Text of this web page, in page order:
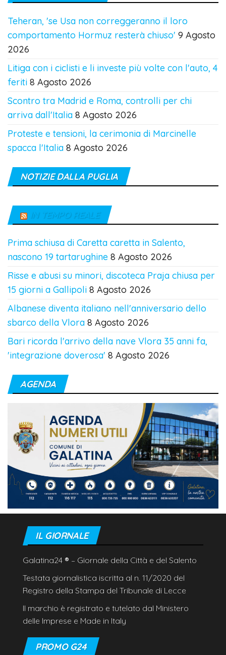
Teheran, 'se Usa non correggeranno il loro
comportamento Hormuz resterà chiuso' 9 Agosto
2026
Litiga con i ciclisti e li investe più volte con l'auto, 4
feriti 8 Agosto 2026
Scontro tra Madrid e Roma, controlli per chi
arriva dall'Italia 8 Agosto 2026
Proteste e tensioni, la cerimonia di Marcinelle
spacca l'Italia 8 Agosto 2026
NOTIZIE DALLA PUGLIA
IN TEMPO REALE
Prima schiusa di Caretta caretta in Salento,
nascono 19 tartarughine 8 Agosto 2026
Risse e abusi su minori, discoteca Praja chiusa per
15 giorni a Gallipoli 8 Agosto 2026
Albanese diventa italiano nell'anniversario dello
sbarco della Vlora 8 Agosto 2026
Bari ricorda l'arrivo della nave Vlora 35 anni fa,
'integrazione doverosa' 8 Agosto 2026
AGENDA
IL GIORNALE
Galatina24 ® – Giornale della Città e del Salento
Testata giornalistica iscritta al n. 11/2020 del
Registro della Stampa del Tribunale di Lecce
Il marchio è registrato e tutelato dal Ministero
delle Imprese e Made in Italy
PROMO G24